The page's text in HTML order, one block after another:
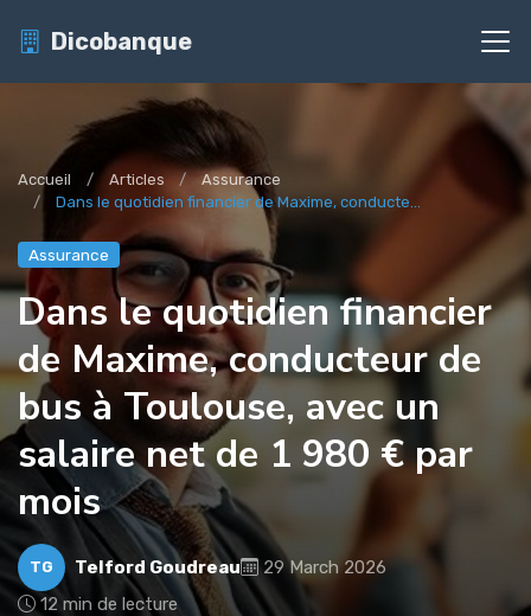
Dicobanque
Accueil Articles
Assurance
Dans le quotidien financier de Maxime, conducte...
Assurance
Dans le quotidien financier
de Maxime, conducteur de
bus à Toulouse, avec un
salaire net de 1 980 € par
mois
TG Telford Goudreau
29 March 2026
12 min de lecture